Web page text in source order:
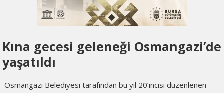
Kına gecesi geleneği Osmangazi’de
yaşatıldı
Osmangazi Belediyesi tarafından bu yıl 20’incisi düzenlenen